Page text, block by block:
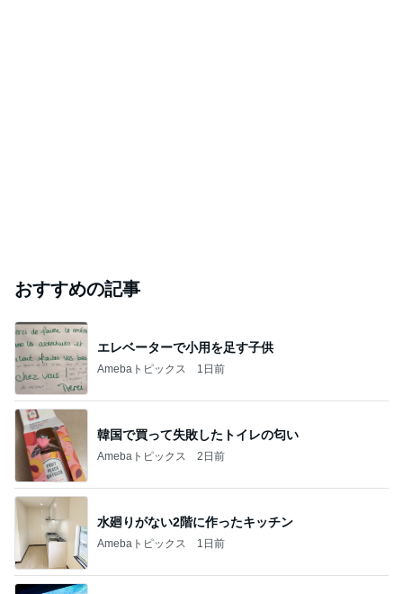
おすすめの記事
エレベーターで小用を足す子供
Amebaトピックス 1日前
韓国で買って失敗したトイレの匂い
Amebaトピックス 2日前
水廻りがない2階に作ったキッチン
Amebaトピックス 1日前